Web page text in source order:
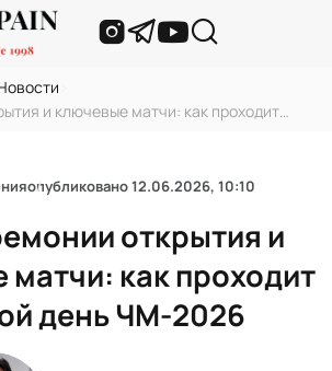
и ключевые матчи: как проходит
опубликовано12.06.2026, 10:10
открытия и
как проходит
день ЧМ-2026